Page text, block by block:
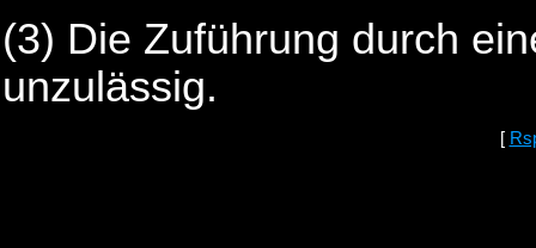
(3) Die Zuführung durch
unzulässig.
[